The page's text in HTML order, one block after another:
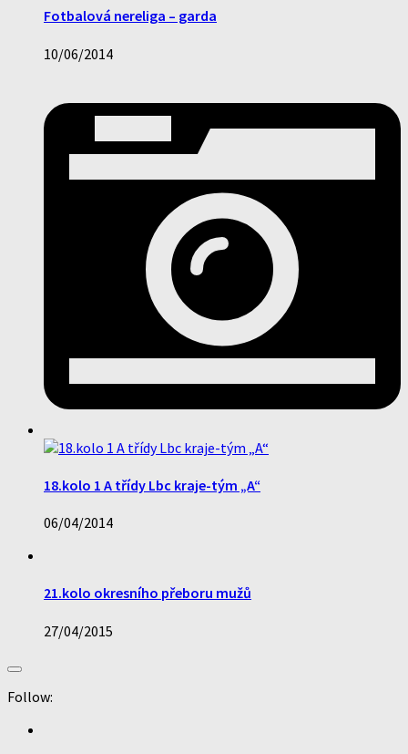
Fotbalová nereliga – garda
10/06/2014
18.kolo 1 A třídy Lbc kraje-tým „A“
06/04/2014
21.kolo okresního přeboru mužů
27/04/2015
Follow: